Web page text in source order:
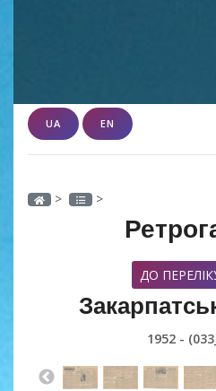
UA EN
> >
ДО
1952 -